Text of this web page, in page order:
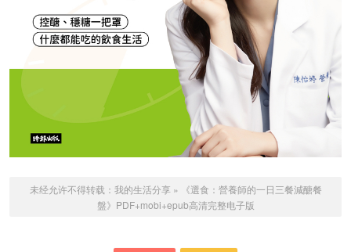
未经允许不得转载： 我的生活分享»
《選食：營養師的一日三餐減醣餐
盤》PDF+mobi+epub高清完整电子版